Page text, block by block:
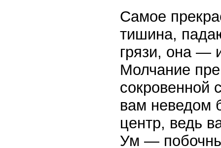
Самое
тишина,
грязи, она —
Молчание
сокровенной
вам неведом
центр, ведь
Ум —